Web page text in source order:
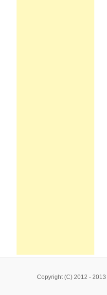
Copyright (C) 2012 - 2013